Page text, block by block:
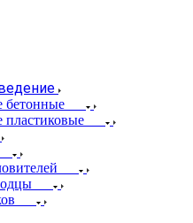
бетонные
пластиковые